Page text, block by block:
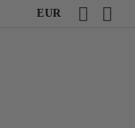
EUR